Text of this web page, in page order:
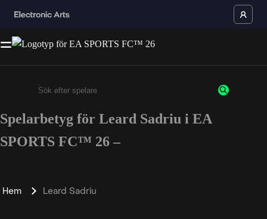
Ange minst 3 tecken eller siffror
Spelarbetyg för Leard Sadriu i EA
SPORTS FC™ 26 –
Hem Leard Sadriu